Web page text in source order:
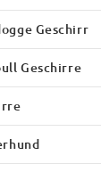
Geschirr
Geschirre